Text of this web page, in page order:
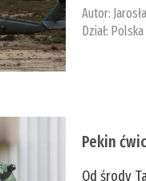
Autor:
Dział: Polska
Pekin
Od środy